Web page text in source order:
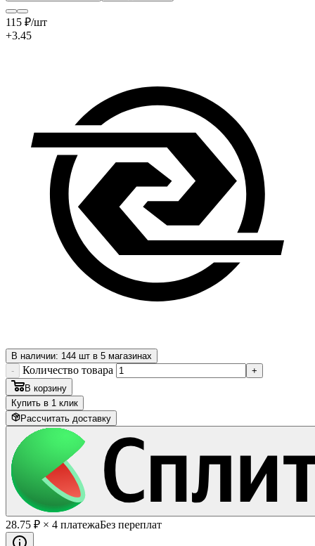
115 ₽/шт
+3.45
В наличии: 144 шт в 5 магазинах
-
Количество товара
+
В корзину
Купить в 1 клик
Рассчитать доставку
28.75 ₽ × 4 платежаБез переплат